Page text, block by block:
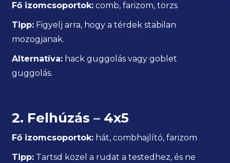
Fő izomcsoportok: comb, farizom, törzs
Tipp: Figyelj arra, hogy a térdek stabilan
mozogjanak.
Alternatíva: hack guggolás vagy goblet
guggolás.
2. Felhúzás – 4x5
Fő izomcsoportok: hát, combhajlító, farizom
Tipp: Tartsd közel a rudat a testedhez, és ne